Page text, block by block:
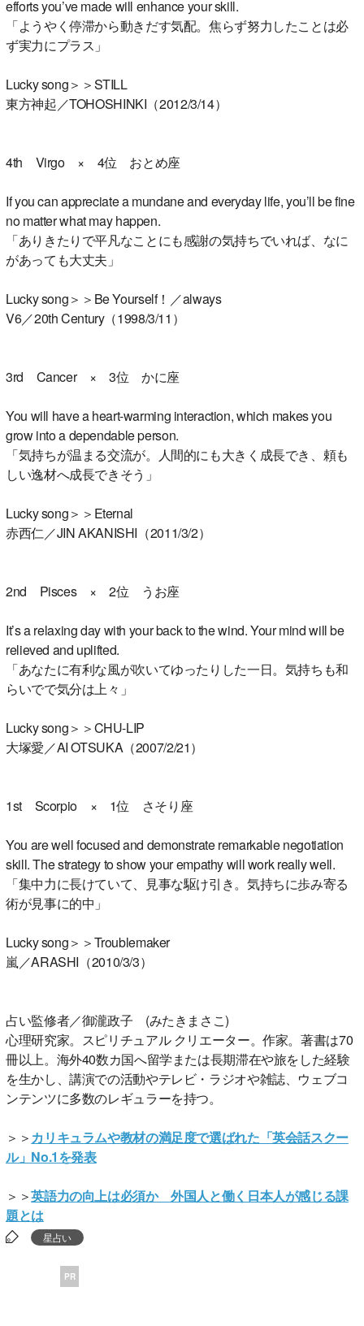
efforts you’ve made will enhance your skill.
「ようやく停滞から動きだす気配。焦らず努力したことは必
ず実力にプラス」
Lucky song＞＞STILL
東方神起／TOHOSHINKI（2012/3/14）
4th Virgo × 4位 おとめ座
If you can appreciate a mundane and everyday life, you’ll be fine
no matter what may happen.
「ありきたりで平凡なことにも感謝の気持ちでいれば、なに
があっても大丈夫」
Lucky song＞＞Be Yourself！／always
V6／20th Century（1998/3/11）
3rd Cancer × 3位 かに座
You will have a heart-warming interaction, which makes you
grow into a dependable person.
「気持ちが温まる交流が。人間的にも大きく成長でき、頼も
しい逸材へ成長できそう」
Lucky song＞＞Eternal
赤西仁／JIN AKANISHI（2011/3/2）
2nd Pisces × 2位 うお座
It’s a relaxing day with your back to the wind. Your mind will be
relieved and uplifted.
「あなたに有利な風が吹いてゆったりした一日。気持ちも和
らいでで気分は上々」
Lucky song＞＞CHU-LIP
大塚愛／AI OTSUKA（2007/2/21）
1st Scorpio × 1位 さそり座
You are well focused and demonstrate remarkable negotiation
skill. The strategy to show your empathy will work really well.
「集中力に長けていて、見事な駆け引き。気持ちに歩み寄る
術が見事に的中」
Lucky song＞＞Troublemaker
嵐／ARASHI（2010/3/3）
占い監修者／御瀧政子 (みたきまさこ)
心理研究家。スピリチュアル クリエーター。作家。著書は70
冊以上。海外40数カ国へ留学または長期滞在や旅をした経験
を生かし、講演での活動やテレビ・ラジオや雑誌、ウェブコ
ンテンツに多数のレギュラーを持つ。
＞＞ カリキュラムや教材の満足度で選ばれた「英会話スクー
ル」No.1を発表
＞＞英語力の向上は必須か 外国人と働く日本人が感じる課
題とは
星占い
PR